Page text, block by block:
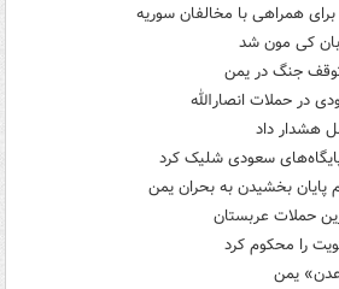
برای همراهی با مخالفان سوریه
بان کی مون شد
جنگ در یمن
در حملات انصارالله
هشدار داد
پایان بخشیدن به بحران یمن
را محکوم کرد
یمن